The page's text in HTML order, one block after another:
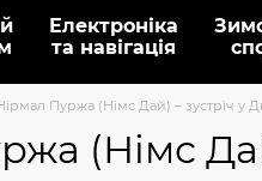
Електроніка
та навігація
Пуржа (Німс Дай) – зустріч у
(Німс